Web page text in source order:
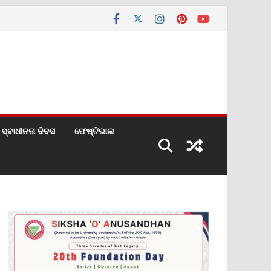
ସ୍ବାଧୀନତା ଦିବସ ଫେଷ୍ଟିଭାଲ